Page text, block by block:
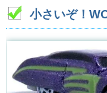
小さいぞ！